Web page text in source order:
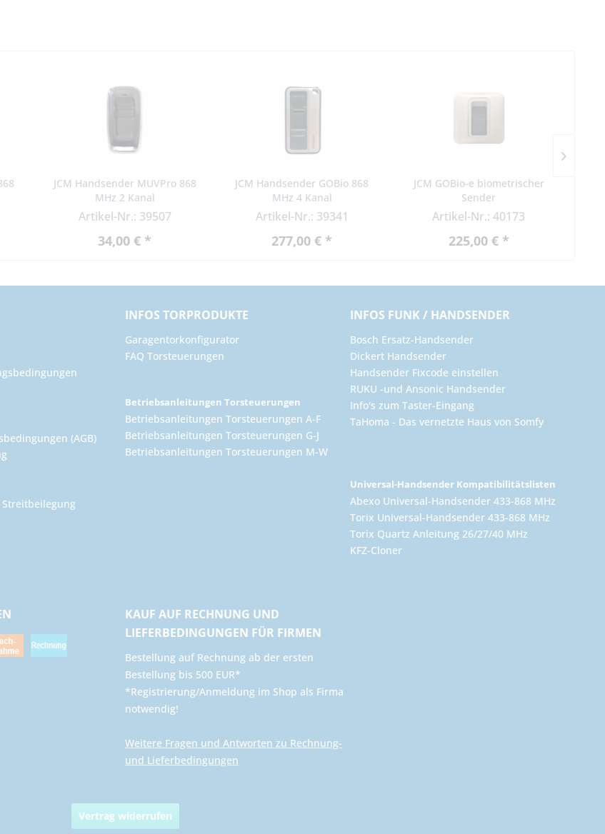
JCM Handsender MUVPro 868
MHz 2 Kanal
Artikel-Nr.: 39507
34,00 € *
JCM Handsender GOBio 868
MHz 4 Kanal
Artikel-Nr.: 39341
277,00 € *
JCM GOBio-e biometrischer
Sender
Artikel-Nr.: 40173
225,00 € *
(AGB)
INFOS TORPRODUKTE
Garagentorkonfigurator
FAQ Torsteuerungen
Betriebsanleitungen Torsteuerungen
Betriebsanleitungen Torsteuerungen A-F
Betriebsanleitungen Torsteuerungen G-J
Betriebsanleitungen Torsteuerungen M-W
INFOS FUNK / HANDSENDER
Bosch Ersatz-Handsender
Dickert Handsender
Handsender Fixcode einstellen
RUKU -und Ansonic Handsender
Info's zum Taster-Eingang
TaHoma - Das vernetzte Haus von Somfy
Universal-Handsender Kompatibilitätslisten
Abexo Universal-Handsender 433-868 MHz
Torix Universal-Handsender 433-868 MHz
Torix Quartz Anleitung 26/27/40 MHz
KFZ-Cloner
KAUF AUF RECHNUNG UND
LIEFERBEDINGUNGEN FÜR FIRMEN
​Bestellung auf Rechnung ab der ersten
Bestellung bis 500 EUR*
*Registrierung/Anmeldung im Shop als Firma
notwendig!
Weitere Fragen und Antworten zu Rechnung-
und Lieferbedingungen
Vertrag widerrufen